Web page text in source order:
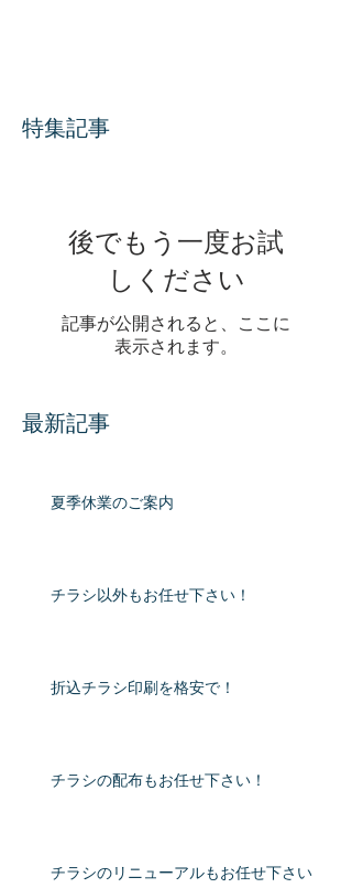
特集記事
後でもう一度お試
しください
記事が公開されると、ここに
表示されます。
最新記事
夏季休業のご案内
チラシ以外もお任せ下さい！
折込チラシ印刷を格安で！
チラシの配布もお任せ下さい！
チラシのリニューアルもお任せ下さい